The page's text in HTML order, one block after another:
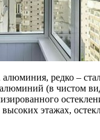
редко –
(в чистом
этажах,